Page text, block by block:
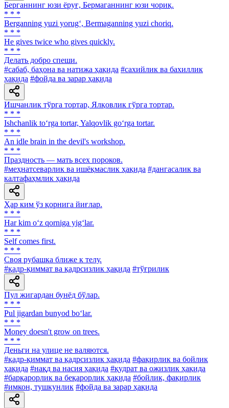
Берганнинг юзи ёруғ, Бермаганнинг юзи чориқ.
* * *
Berganning yuzi yorug‘, Bermaganning yuzi choriq.
* * *
He gives twice who gives quickly.
* * *
Делать добро спеши.
#сабаб, баҳона ва натижа ҳақида #сахийлик ва бахиллик
ҳақида #фойда ва зарар ҳақида
Ишчанлик тўрга тортар, Ялқовлик гўрга тортар.
* * *
Ishchanlik to‘rga tortar, Yalqovlik go‘rga tortar.
* * *
An idle brain in the devil's workshop.
* * *
Праздность — мать всех пороков.
#меҳнатсеварлик ва ишёқмаслик ҳақида #дангасалик ва
калтафаҳмлик ҳақида
Ҳар ким ўз қорнига йиғлар.
* * *
Har kim o‘z qorniga yig‘lar.
* * *
Self comes first.
* * *
Своя рубашка ближе к телу.
#қадр-қиммат ва қадрсизлик ҳақида #тўғрилик
Пул жигардан бунёд бўлар.
* * *
Pul jigardan bunyod bo‘lar.
* * *
Money doesn't grow on trees.
* * *
Деньги на улице не валяются.
#қадр-қиммат ва қадрсизлик ҳақида #фақирлик ва бойлик
ҳақида #нақд ва насия ҳақида #қудрат ва ожизлик ҳақида
#барқарорлик ва беқарорлик ҳақида #бойлик, фақирлик
#имкон, тушкунлик #фойда ва зарар ҳақида